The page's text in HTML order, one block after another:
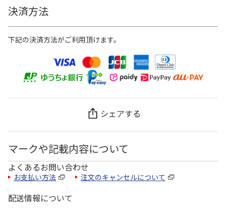
決済方法
下記の決済方法がご利用頂けます。
シェアする
マークや記載内容について
よくあるお問い合わせ
お支払い方法 注文のキャンセルについて
配送情報について